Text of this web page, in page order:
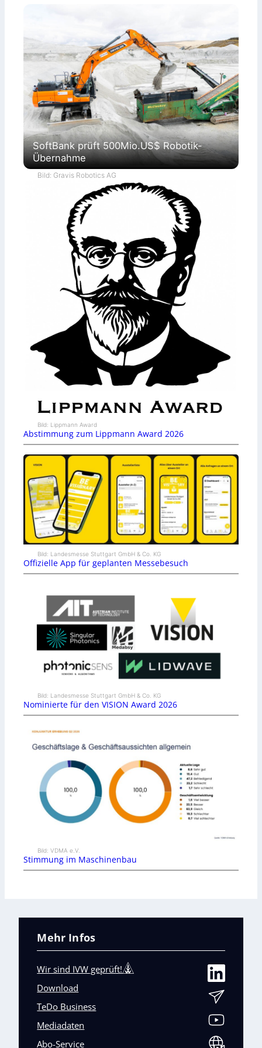
SoftBank prüft 500Mio.US$ Robotik-
Übernahme
Bild: Gravis Robotics AG
Bild: Lippmann Award
Abstimmung zum Lippmann Award 2026
Bild: Landesmesse Stuttgart GmbH & Co. KG
Offizielle App für geplanten Messebesuch
Bild: Landesmesse Stuttgart GmbH & Co. KG
Nominierte für den VISION Award 2026
Bild: VDMA e.V.
Stimmung im Maschinenbau
Mehr Infos
Wir sind IVW geprüft!
Download
TeDo Business
Mediadaten
Abo-Service